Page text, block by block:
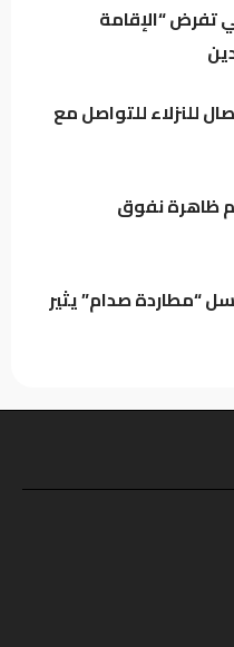
استخباراتية تتحدث عن
وليس موجهاً ضد أي
تفرض “الإقامة
60 جهاز اتصال للنزلاء للتواصل مع
ظاهرة نفوق
“مطاردة صدام” يثير